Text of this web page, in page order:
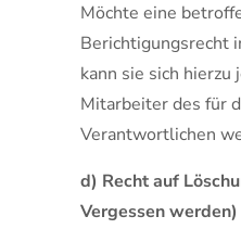
Möchte eine
Berichtigungsrecht
kann sie sich hierzu
Mitarbeiter des für
Verantwortlichen
d) Recht auf
Vergessen werden)